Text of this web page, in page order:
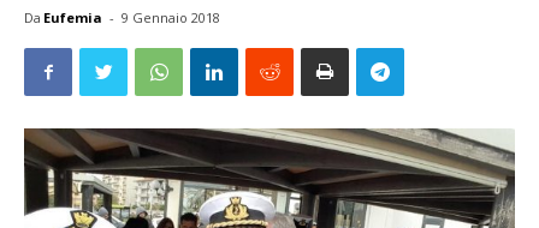
Da Eufemia - 9 Gennaio 2018